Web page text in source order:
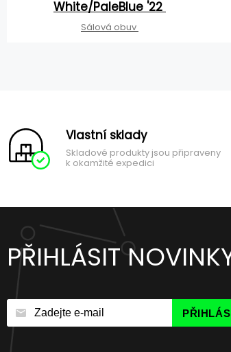
White/PaleBlue '22
Sálová obuv
Vlastní sklady
Skladové produkty jsou připraveny
k okamžité expedici
PŘIHLÁSIT